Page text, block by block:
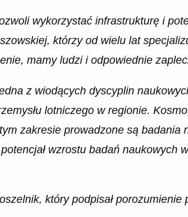
wykorzystać infrastrukturę i
którzy od wielu lat
mamy ludzi i odpowiednie
z wiodących dyscyplin
lotniczego w regionie.
zakresie prowadzone są badania
wzrostu badań naukowych
który podpisał porozumienie